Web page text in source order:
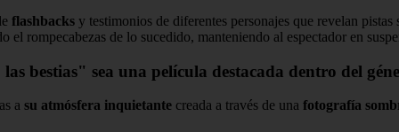
flashbacks y testimonios de diferentes personajes que revelan
rompecabezas de lo sucedido, manteniendo al espectador en
bestias" sea una película destacada dentro del
a su atmósfera inquietante creada a través de una fotografía